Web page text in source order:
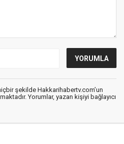
şekilde Hakkarihabertv.com’un
Yorumlar, yazan kişiyi bağlayıcı